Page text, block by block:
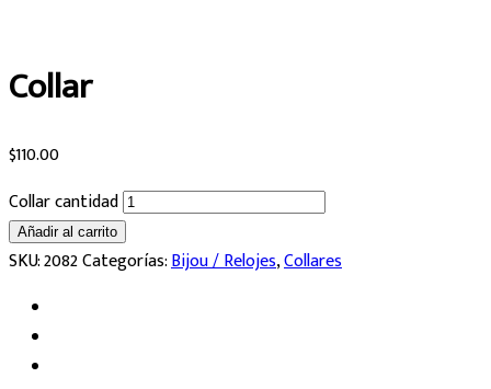
Collar
$110.00
Collar cantidad
Añadir al carrito
SKU:2082Categorías:Bijou / Relojes,Collares